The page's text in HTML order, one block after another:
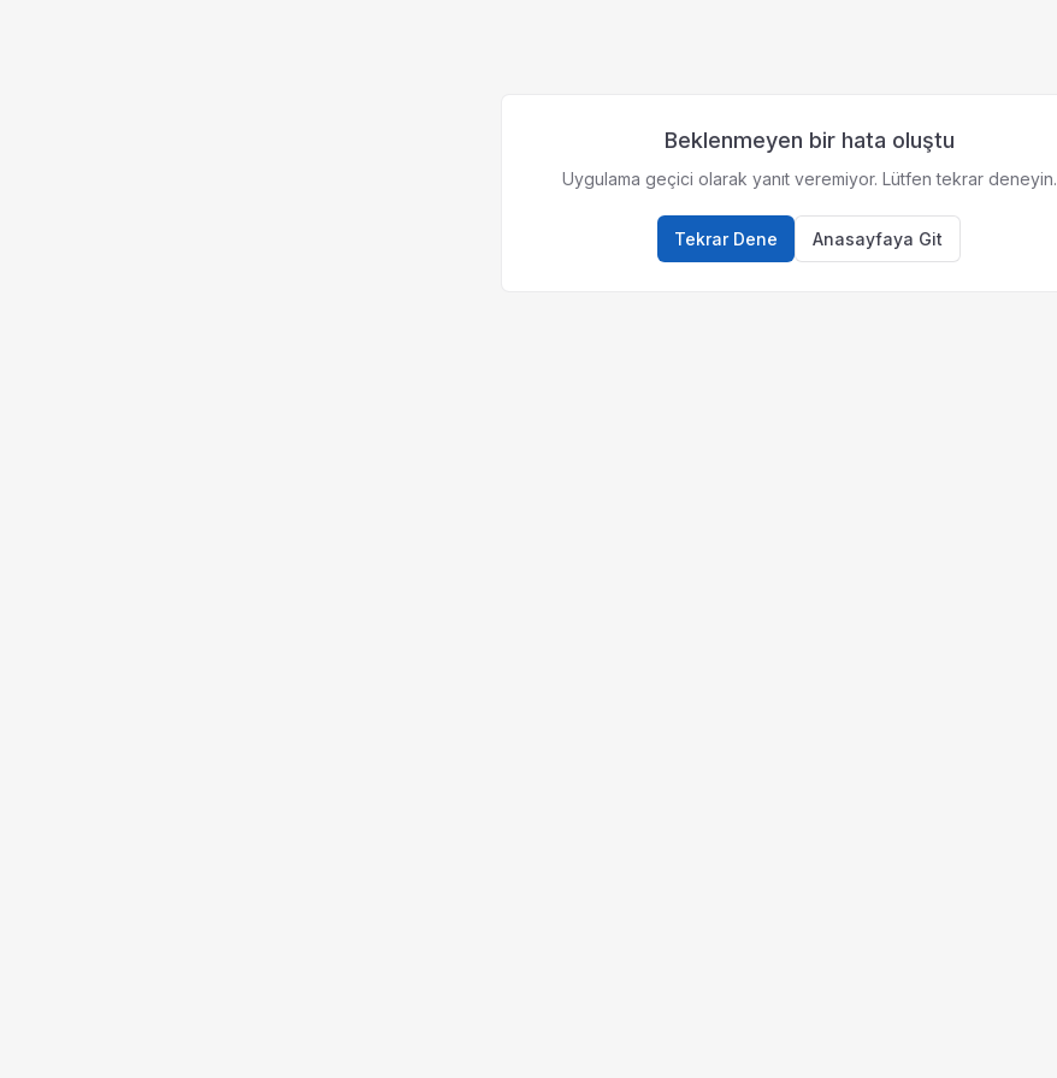
Beklenmeyen bir hata oluştu
Uygulama geçici olarak yanıt veremiyor. Lütfen tekrar deneyin.
Tekrar Dene Anasayfaya Git